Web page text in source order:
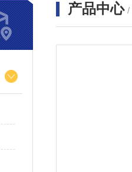
产品中心 /